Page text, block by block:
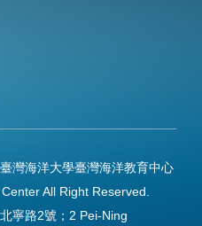
灣海洋大學臺灣海洋教育中心
All Right Reserved.
寧路2號；2 Pei-Ning